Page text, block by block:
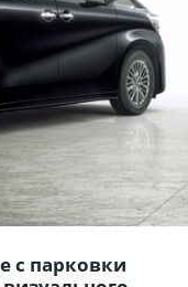
с парковки